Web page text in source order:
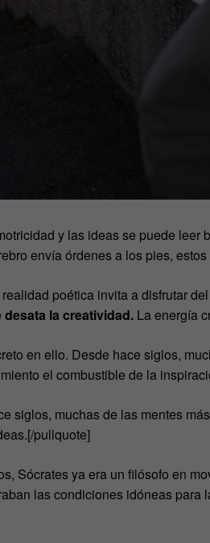
y las ideas se puede
envía órdenes a los pies,
poética invita a disfrutar
la creatividad. La energía
en ello. Desde hace siglos,
el combustible de la
siglos, muchas de las mentes
pullquote]
Sócrates ya era un filósofo en
las condiciones idóneas